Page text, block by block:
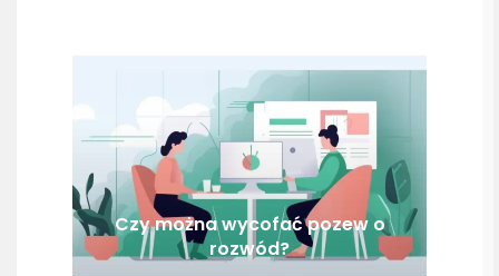
Czy można wycofać pozew o
rozwód?